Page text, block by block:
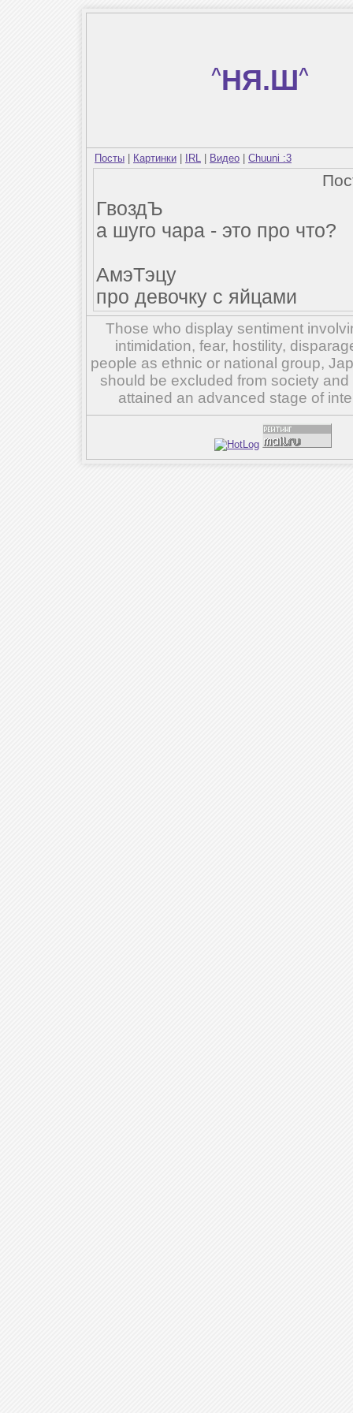
^НЯ.Ш^
Посты Картинки IRL Видео Chuuni :3
ГвоздЪ
а шуго чара - это про что?
АмэТэцу
про девочку с яйцами
Those who display sentiment
intimidation, fear, hostility,
people as ethnic or national group,
should be excluded from society
attained an advanced stage of